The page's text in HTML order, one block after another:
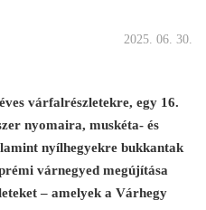
2025. 06. 30.
várfalrészletekre, egy 16.
nyomaira, muskéta- és
nyílhegyekre bukkantak
várnegyed megújítása
– amelyek a Várhegy